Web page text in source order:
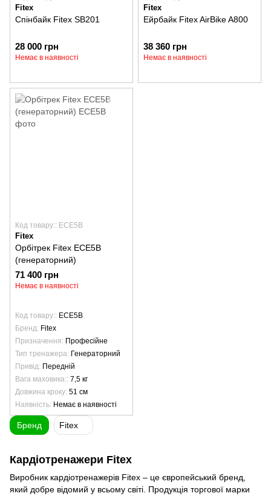
Fitex
Спінбайк Fitex SB201
28 000 грн
Немає в наявності
Fitex
Ейрбайк Fitex AirBike A800
38 360 грн
Немає в наявності
Код товару:: ECE5B
Fitex
Орбітрек Fitex ECE5B
(генераторний)
71 400 грн
Немає в наявності
Код товару:
ECE5B
Бренд Fitex
Призначення
Професійне
Тип тренажера Генераторний
Привід Передній
Вага маховика: 7,5 кг
Довжина кроку 51 см
Наявність Немає в наявності
Кардіотренажери Fitex
Виробник кардіотренажерів Fitex – це європейський бренд,
який добре відомий у всьому світі. Продукція торгової марки
Бренд Fitex